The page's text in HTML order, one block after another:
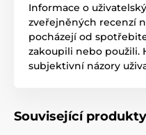
Informace o
zveřejněných recenzí
pocházejí od
zakoupili nebo použili.
subjektivní názory
Související produkty